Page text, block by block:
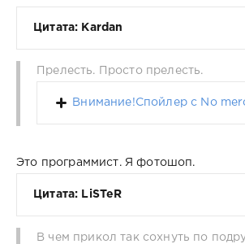
Цитата: Kardan
Прелесть. Просто прелесть.
Внимание!Спойлер с No
Это программист. Я фотошоп.
Цитата: LiSTeR
В чем прикол так сохнуть по